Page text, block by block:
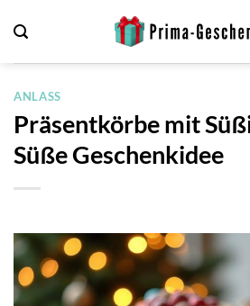
Inhalt
springen
ANLASS
Präsentkörbe mit
Süße Geschenkidee